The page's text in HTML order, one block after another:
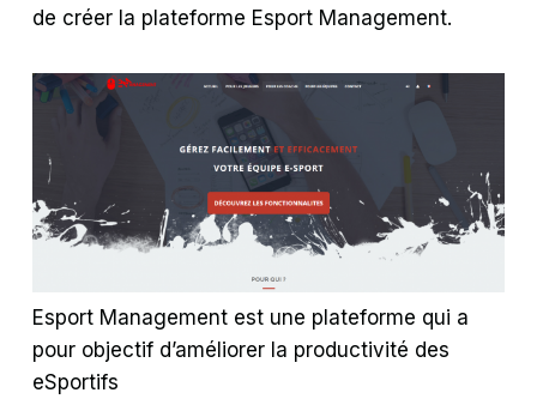
de créer la plateforme Esport Management.
Esport Management est une plateforme qui a
pour objectif d’améliorer la productivité des
eSportifs